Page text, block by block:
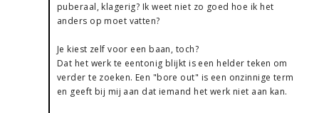
puberaal, klagerig? Ik weet niet zo goed hoe ik het
anders op moet vatten?
Je kiest zelf voor een baan, toch?
Dat het werk te eentonig blijkt is een helder teken om
verder te zoeken. Een "bore out" is een onzinnige term
en geeft bij mij aan dat iemand het werk niet aan kan.